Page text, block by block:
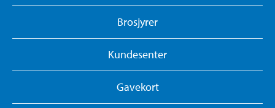
Brosjyrer
Kundesenter
Gavekort